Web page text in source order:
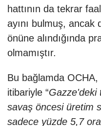
hattının da tekrar
ayını bulmuş, ancak
önüne alındığında
olmamıştır.
Bu bağlamda OCHA,
itibariyle “Gazze'deki
savaş öncesi üretim
sadece yüzde 5,7